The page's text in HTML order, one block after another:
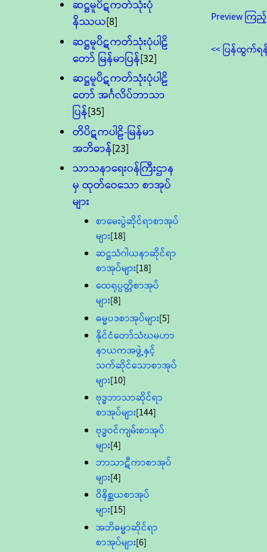
ဆဋ္ဌမူပိဋကတ်သုံးပုံ
နိဿယ[8]
ဆဋ္ဌမူပိဋကတ်သုံးပုံပါဠိ
တော် မြန်မာပြန်[32]
ဆဋ္ဌမူပိဋကတ်သုံးပုံပါဠိ
တော် အင်္ဂလိပ်ဘာသာ
ပြန်[35]
တိပိဋကပါဠိ-မြန်မာ
အဘိဓာန်[23]
သာသနာရေး၀န်ကြီးဌာန
မှ ထုတ်ဝေသော စာအုပ်
များ
စာမေးပွဲဆိုင်ရာစာအုပ်
များ[18]
ဆဋ္ဌသံဂါယနာဆိုင်ရာ
စာအုပ်များ[18]
ထေရုပ္ပတ္တိစာအုပ်
များ[8]
ဓမ္မပဒစာအုပ်များ[5]
နိုင်ငံတော်သံဃမဟာ
နာယကအဖွဲ့နှင့်
သက်ဆိုင်သောစာအုပ်
များ[10]
ဗုဒ္ဓဘာသာဆိုင်ရာ
စာအုပ်များ[144]
ဗုဒ္ဓဝင်ကျမ်းစာအုပ်
များ[4]
ဘာသာဋီကာစာအုပ်
များ[4]
ဝိနိစ္ဆယစာအုပ်
များ[15]
အဘိဓမ္မာဆိုင်ရာ
စာအုပ်များ[6]
Preview ကြ
<< ပြန်ထွက်ရ